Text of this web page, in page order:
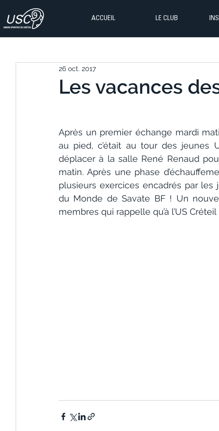
ACCUEIL LE CLUB
Les vacances
26 oct. 2017
Après un premier échange mardi
au pied, c’était au tour des jeunes
déplacer à la salle René Renaud
matin. Après une phase
plusieurs exercices encadrés par
du Monde de Savate BF ! Un
membres qui rappelle qu’à l’US